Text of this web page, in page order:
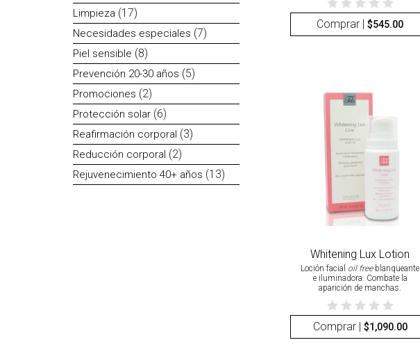
Limpieza 1717
productos
Necesidades especiales 77
Piel sensible 88
productos
Prevención 20-30 años 55
Promociones 22
productos
Protección solar 66
productos
Reafirmación corporal 33
Reducción corporal 22
productos
Rejuvenecimiento 40+ años 1313
Comprar |$545.00
Whitening Lux Lotion
Loción facial oil freeblanqueante
e iluminadora. Combate la
aparición de manchas.
Comprar | $1,090.00